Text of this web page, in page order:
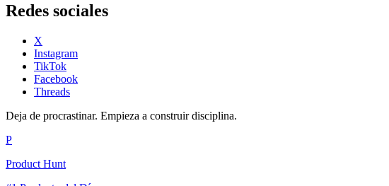
Redes sociales
X
Instagram
TikTok
Facebook
Threads
Deja de procrastinar. Empieza a construir disciplina.
P
Product Hunt